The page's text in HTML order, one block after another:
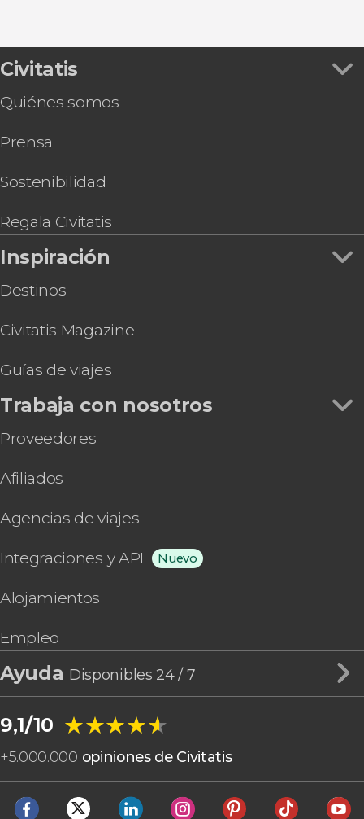
Civitatis
Quiénes somos
Prensa
Sostenibilidad
Regala Civitatis
Inspiración
Destinos
Civitatis Magazine
Guías de viajes
Trabaja con nosotros
Proveedores
Afiliados
Agencias de viajes
Integraciones y API Nuevo
Alojamientos
Empleo
Ayuda Disponibles 24 / 7
9,1/10 ★★★★★
★★★★★
+5.000.000 opiniones de Civitatis